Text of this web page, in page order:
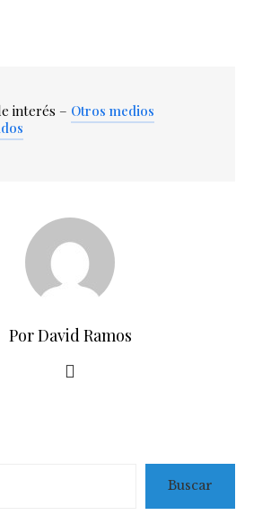
interés – Otros medios
Por David Ramos
Buscar